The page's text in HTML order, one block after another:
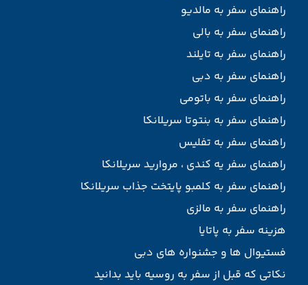
راهنمای سفر به مالدیو
راهنمای سفر به بالی
راهنمای سفر به تایلند
راهنمای سفر به دبی
راهنمای سفر به باتومی
راهنمای سفر به بنتوتا سریلانکا
راهنمای سفر به تفلیس
راهنمای سفر یه کندی ، مروارید سریلانکا
راهنمای سفر به کلمبو پایتخت جذاب سریلانکا
راهنمای سفر به مالزی
هزینه سفر به پاتایا
فستیوال ها و جشنواره های دبی
نکاتی که قبل از سفر به روسیه باید بدانید